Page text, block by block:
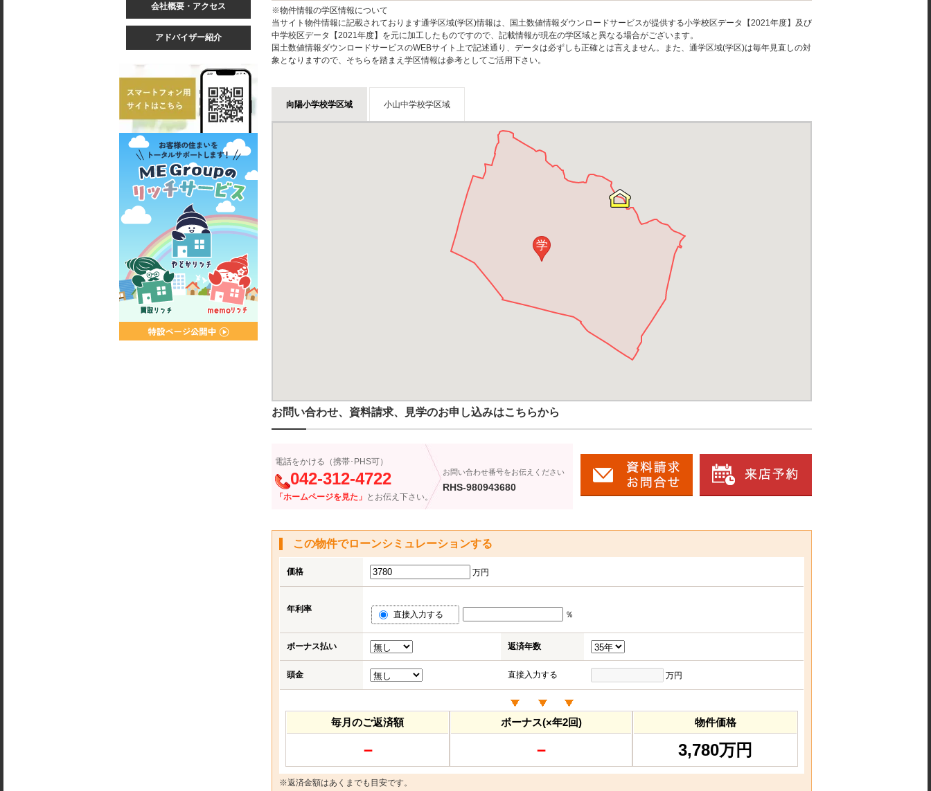
※物件情報の学区情報について
当サイト物件情報に記載されております通学区域(学区)情報は、国土数値情報ダウンロードサービスが提供する小学校区データ【2021年度】及び
中学校区データ【2021年度】を元に加工したものですので、記載情報が現在の学区域と異なる場合がございます。
国土数値情報ダウンロードサービスのWEBサイト上で記述通り、データは必ずしも正確とは言えません。また、通学区域(学区)は毎年見直しの対
象となりますので、そちらを踏まえ学区情報は参考としてご活用下さい。
向陽小学校学区域 小山中学校学区域
学
お問い合わせ、資料請求、見学のお申し込みはこちらから
電話をかける（携帯･PHS可）
042-312-4722
「ホームページを見た」 とお伝え下さい。
お問い合わせ番号をお伝えください
RHS-980943680
この物件でローンシミュレーションする
価格 万円
年利率
直接入力する ％
ボーナス払い 返済年数
頭金 直接入力する 万円
毎月のご返済額
－
ボーナス(×年2回)
－
物件価格
3,780万円
※返済金額はあくまでも目安です。
会社概要・アクセス
アドバイザー紹介